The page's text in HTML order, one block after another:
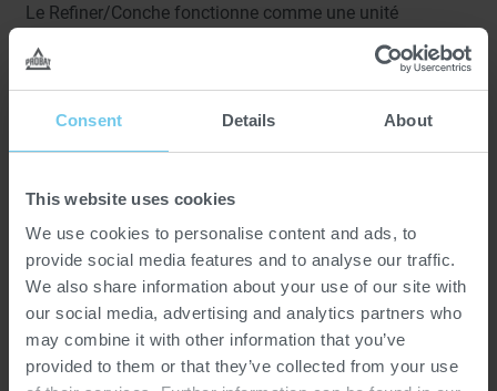
Consent Details About
This website uses cookies
We use cookies to personalise content and ads, to
provide social media features and to analyse our traffic.
We also share information about your use of our site with
our social media, advertising and analytics partners who
may combine it with other information that you’ve
provided to them or that they’ve collected from your use
Le Refiner/Conche fonctionne comme une unité
parfaitement dans une ligne de production en amont du
broyeur à boulets BMC, en tant que partie intégrante de
la ligne MACINTYRE/WIENER. En combinant le mélange
sont considérablement réduits.